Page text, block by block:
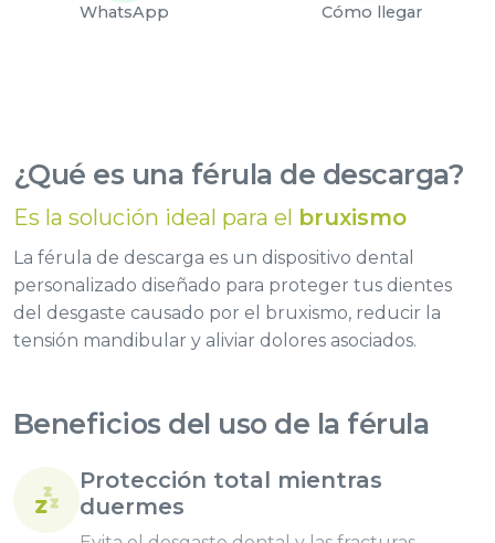
WhatsApp Cómo llegar
¿Qué es una férula de descarga?
Es la solución ideal para el bruxismo
La férula de descarga es un dispositivo dental
personalizado diseñado para proteger tus dientes
del desgaste causado por el bruxismo, reducir la
tensión mandibular y aliviar dolores asociados.
Beneficios del uso de la férula
Protección total mientras
duermes